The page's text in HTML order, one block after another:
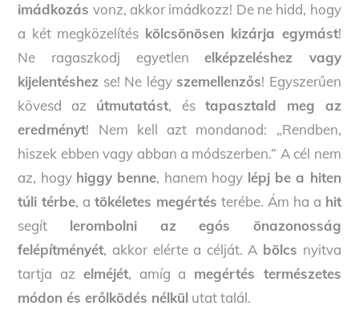
imádkozás vonz, akkor imádkozz! De ne hidd, hogy
a két megközelítés kölcsönösen kizárja egymást!
Ne ragaszkodj egyetlenelképzeléshez vagy
kijelentéshez se! Ne légyszemellenzős! Egyszerűen
kövesd az útmutatást, és tapasztald meg az
eredményt! Nem kell azt mondanod: „Rendben,
hiszek ebben vagy abban a módszerben.” A cél nem
az, hogy higgy benne, hanem hogy lépj be a hiten
túli térbe, atökéletes megértés terébe. Ám ha a hit
segít lerombolni az egós önazonosság
felépítményét, akkor elérte a célját. A bölcs nyitva
tartja az elméjét, amíg a megértés természetes
módon és erőlködés nélkül utat talál.